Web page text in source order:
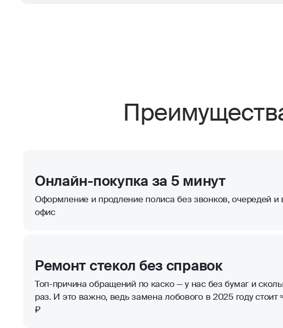
Онлайн-покупка за 5 минут
Оформление и продление полиса без звонков, очередей и
офис
Ремонт стекол без справок
Топ-причина обращений по каско — у нас без бумаг и
раз. И это важно, ведь замена лобового в 2025 году стоит
₽